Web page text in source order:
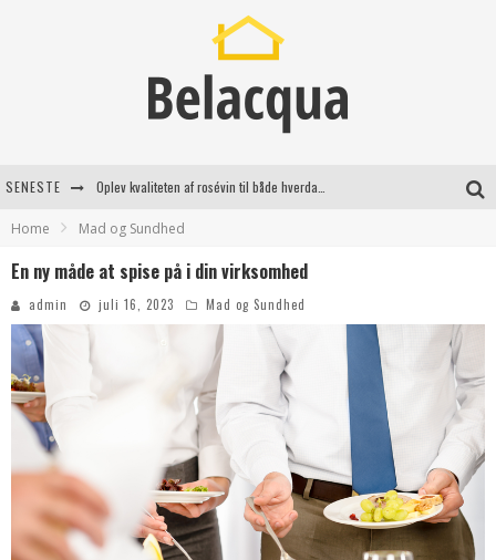
SENESTE
Home Mad og Sundhed
En ny måde at spise på i din virksomhed
admin juli 16, 2023 Mad og Sundhed